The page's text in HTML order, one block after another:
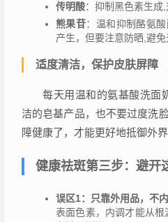
传明酸：抑制黑色素生成,
熊果苷：温和抑制酪氨
产生，但要注意防晒,避免
适度清洁，保护皮肤屏障
每天用温和的氨基酸洗面
洁的皂基产品，也不要过度洗
障健康了，才能更好地抵御外界
健康祛斑第三步：避开
误区1：只靠外用品，不
表面色素，内调才能从